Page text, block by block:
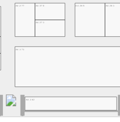
A4.162
A4.171
A4.277
A4.271
A4.265 A4.261
A4.370